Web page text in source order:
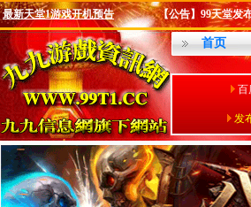
最新天堂1游戏开机预告 【公告】99天堂发
首页
百
发